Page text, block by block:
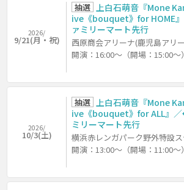
2026/
9/21(月・祝)
抽選
上白石萌音『Mone
ive《bouquet》for HOME
ァミリーマート先行
西原商会アリーナ(鹿児島アリ
開演：16:00～（開場：15:00～）
2026/
10/3(土)
抽選
上白石萌音『Mone
ive《bouquet》for ALL』
ミリーマート先行
横浜赤レンガパーク野外特設ス
開演：13:00～（開場：11:00～）